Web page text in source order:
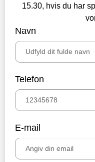
15.30, hvis du har
Navn
Telefon
E-mail